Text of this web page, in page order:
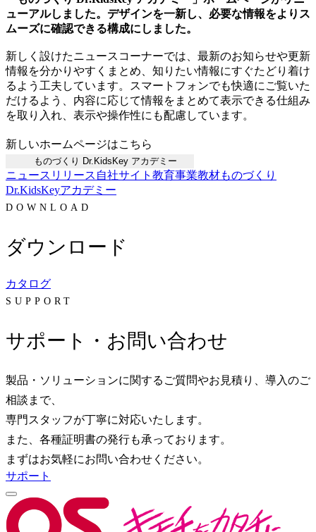
ューアルしました。デザインを一新し、必要な情報をよりス
ムーズに確認できる構成にしました。
新しく設けたニュースコーナーでは、最新のお知らせや更新
情報を分かりやすくまとめ、知りたい情報にすぐたどり着け
るよう工夫しています。スマートフォンでも快適にご覧いた
だけるよう、内容に応じて情報をまとめて表示できる仕組み
を取り入れ、表示や操作性にも配慮しています。
新しいホームページはこちら
ものづくり Dr.KidsKey アカデミー
ニュースリリース 自社サイト 教育事業教材ものづくり
Dr.KidsKeyアカデミー
DOWNLOAD
ダウンロード
カタログ
SUPPORT
サポート・お問い合わせ
製品・ソリューションに関するご質問やお見積り、導入のご
相談まで、
専門スタッフが丁寧に対応いたします。
また、各種証明書の発行も承っております。
まずはお気軽にお問い合わせください。
サポート